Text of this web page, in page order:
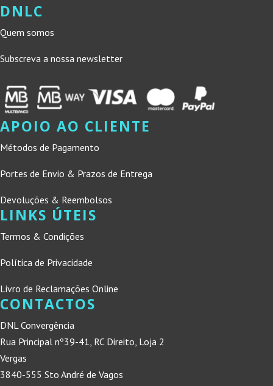
DNLC
Quem somos
Subscreva a nossa newsletter
APOIO AO CLIENTE
Métodos de Pagamento
Portes de Envio & Prazos de Entrega
Devoluções & Reembolsos
LINKS ÚTEIS
Termos & Condições
Política de Privacidade
Livro de Reclamações Online
CONTACTOS
DNL Convergência
Rua Principal nº39-41, RC Direito, Loja 2
Vergas
3840-555 Sto André de Vagos